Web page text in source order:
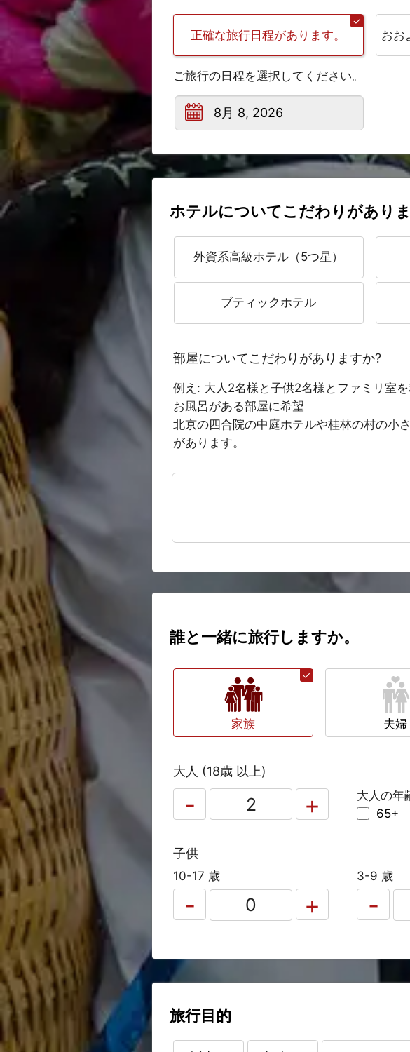
正確な旅行日程があります。 おお
ご旅行の日程を選択してください。
ホテルについてこだわりがあり
外資系高級ホテル（5つ星）
ブティックホテル
部屋についてこだわりがありますか?
例え: 大人2名様と子供2名様とファミリ室
お風呂がある部屋に希望
北京の四合院の中庭ホテルや桂林の村の小
があります。
誰と一緒に旅行しますか。
家族 夫婦
大人 (18歳 以上)
大人の年
65+
子供
10-17 歳 3-9 歳
旅行目的